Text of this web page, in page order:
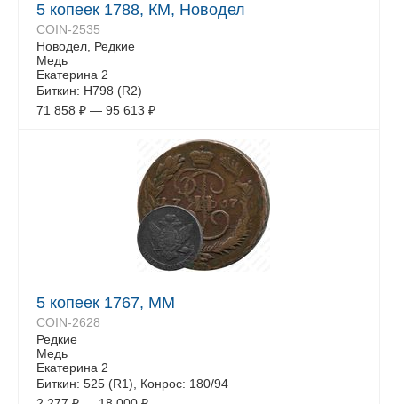
5 копеек 1788, КМ, Новодел
COIN-2535
Новодел, Редкие
Медь
Екатерина 2
Биткин: Н798 (R2)
71 858 ₽ — 95 613 ₽
5 копеек 1767, ММ
COIN-2628
Редкие
Медь
Екатерина 2
Биткин: 525 (R1), Конрос: 180/94